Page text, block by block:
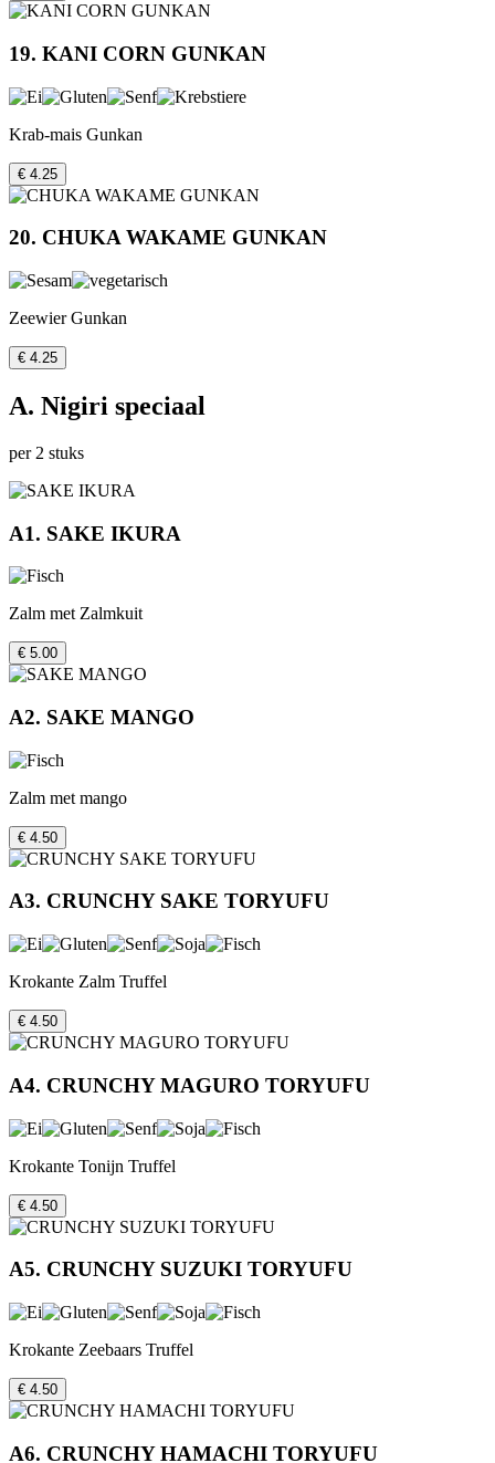
19. KANI CORN GUNKAN
Krab-mais Gunkan
€ 4.25
20. CHUKA WAKAME GUNKAN
Zeewier Gunkan
€ 4.25
A. Nigiri speciaal
per 2 stuks
A1. SAKE IKURA
Zalm met Zalmkuit
€ 5.00
A2. SAKE MANGO
Zalm met mango
€ 4.50
A3. CRUNCHY SAKE TORYUFU
Krokante Zalm Truffel
€ 4.50
A4. CRUNCHY MAGURO TORYUFU
Krokante Tonijn Truffel
€ 4.50
A5. CRUNCHY SUZUKI TORYUFU
Krokante Zeebaars Truffel
€ 4.50
A6. CRUNCHY HAMACHI TORYUFU